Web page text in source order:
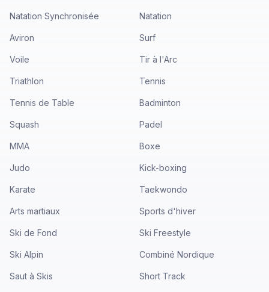
Natation Synchronisée Natation
Aviron Surf
Voile Tir à l'Arc
Triathlon Tennis
Tennis de Table Badminton
Squash Padel
MMA Boxe
Judo Kick-boxing
Karate Taekwondo
Arts martiaux Sports d'hiver
Ski de Fond Ski Freestyle
Ski Alpin Combiné Nordique
Saut à Skis Short Track